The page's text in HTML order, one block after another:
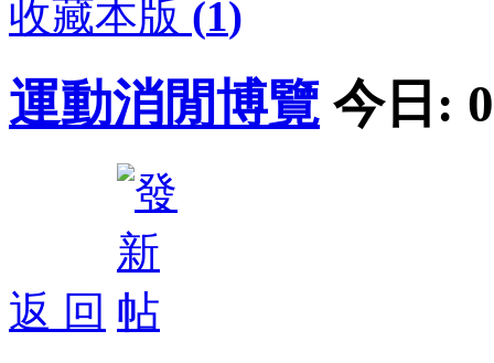
收藏本版 (1)
運動消閒博覽 今日: 0
返 回